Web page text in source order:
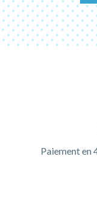
Paiement en